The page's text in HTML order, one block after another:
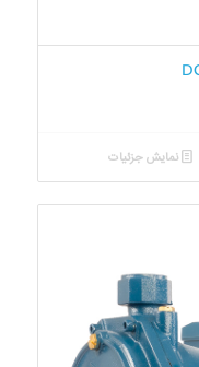
نمایش جزئیات